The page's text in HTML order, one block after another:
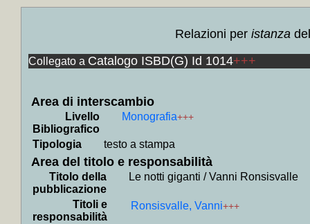
+
+
+
Relazioni per istanza
Collegato a Catalogo ISBD(G) Id 1014+++
Area di interscambio
Livello
Bibliografico
Monografia+++
Tipologia testo a stampa
Area del titolo e responsabilità
Titolo della
pubblicazione
Le notti giganti / Vanni Ronsisvalle
Titoli e
responsabilità
Ronsisvalle, Vanni+++